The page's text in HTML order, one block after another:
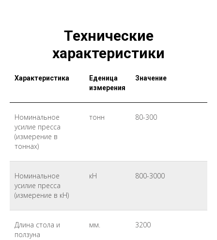
Технические
характеристики
Характеристика
Еденица
измерения
Значение
Номинальное
усилие пресса
(измерение в
тоннах)
тонн 80-300
Номинальное
усилие пресса
(измерение в кН)
кН 800-3000
Длина стола и
ползуна
мм. 3200